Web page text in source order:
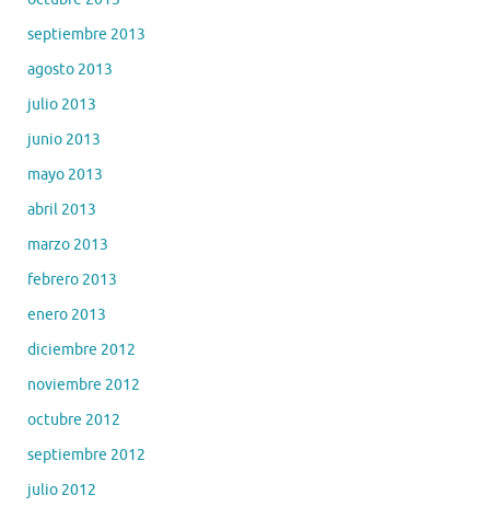
septiembre 2013
agosto 2013
julio 2013
junio 2013
mayo 2013
abril 2013
marzo 2013
febrero 2013
enero 2013
diciembre 2012
noviembre 2012
octubre 2012
septiembre 2012
julio 2012